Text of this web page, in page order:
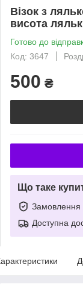
Візок з
висота
Готово до
Код: 3647
500 ₴
Що таке
Замовлення
Доступна